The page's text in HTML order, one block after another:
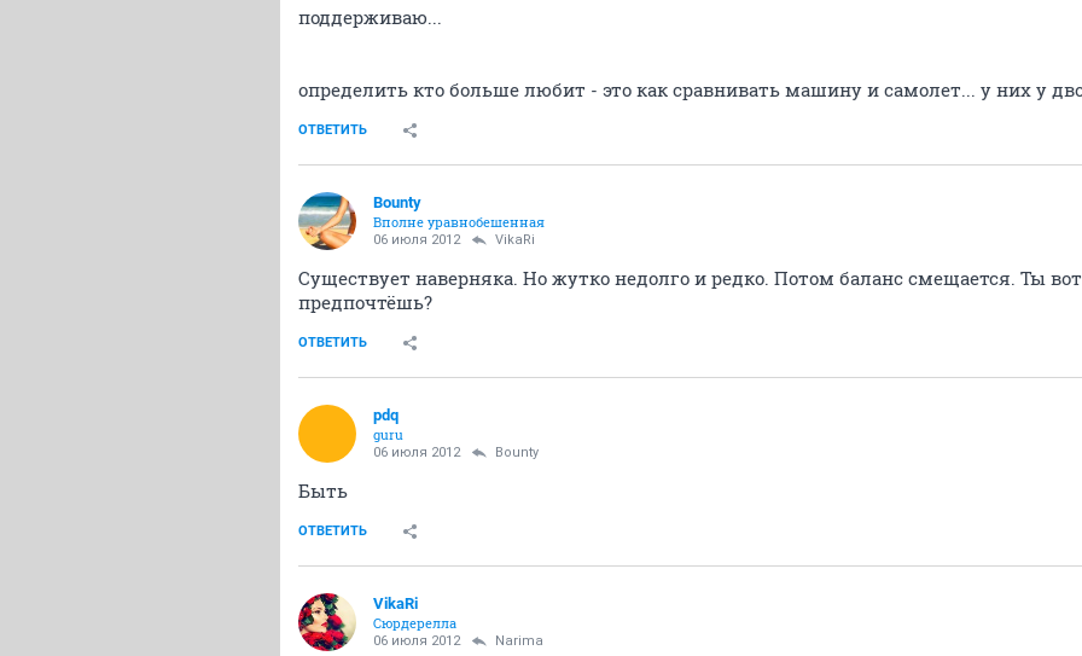
поддерживаю...
определить кто больше любит - это как сравнивать машину и самолет... у них у
ОТВЕТИТЬ
Bounty
Вполне уравнобешенная
06 июля 2012 VikaRi
Существует наверняка. Но жутко недолго и редко. Потом баланс смещается. Ты
предпочтёшь?
ОТВЕТИТЬ
pdq
guru
06 июля 2012 Bounty
Быть
ОТВЕТИТЬ
VikaRi
Сюрдерелла
06 июля 2012 Narima